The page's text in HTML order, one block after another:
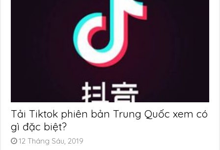
Tải Tiktok phiên bản Trung Quốc xem có
gì đặc biệt?
12 Tháng Sáu, 2019